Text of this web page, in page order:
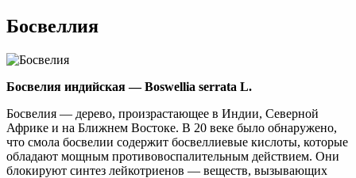
Босвеллия
Босвелия индийская — Boswellia serrata L.
Босвелия — дерево, произрастающее в Индии, Северной
Африке и на Ближнем Востоке. В 20 веке было обнаружено,
что смола босвелии содержит босвеллиевые кислоты, которые
обладают мощным противовоспалительным действием. Они
блокируют синтез лейкотриенов — веществ, вызывающих